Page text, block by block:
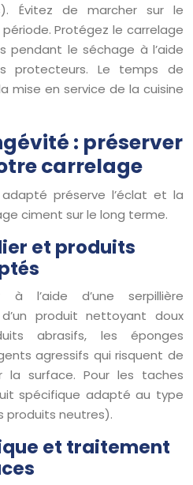
Évitez de marcher sur le
Protégez le carrelage
pendant le séchage à l’aide
protecteurs. Le temps de
mise en service de la cuisine
: préserver
carrelage
préserve l’éclat et la
ciment sur le long terme.
et produits
l’aide d’une serpillière
produit nettoyant doux
abrasifs, les éponges
agressifs qui risquent de
la surface. Pour les taches
spécifique adapté au type
produits neutres).
et traitement